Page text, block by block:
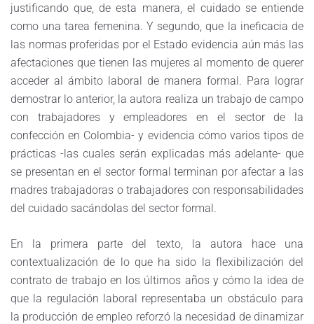
justificando que, de esta manera, el cuidado se entiende
como una tarea femenina. Y segundo, que la ineficacia de
las normas proferidas por el Estado evidencia aún más las
afectaciones que tienen las mujeres al momento de querer
acceder al ámbito laboral de manera formal. Para lograr
demostrar lo anterior, la autora realiza un trabajo de campo
con trabajadores y empleadores en el sector de la
confección en Colombia- y evidencia cómo varios tipos de
prácticas -las cuales serán explicadas más adelante- que
se presentan en el sector formal terminan por afectar a las
madres trabajadoras o trabajadores con responsabilidades
del cuidado sacándolas del sector formal.
En la primera parte del texto, la autora hace una
contextualización de lo que ha sido la flexibilización del
contrato de trabajo en los últimos años y cómo la idea de
que la regulación laboral representaba un obstáculo para
la producción de empleo reforzó la necesidad de dinamizar